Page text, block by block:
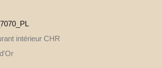
intérieur CHR